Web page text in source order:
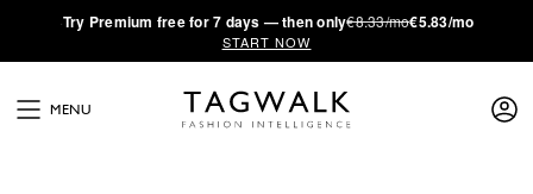
·Try Premium free for 7 days — then only€8.33/mo€5.83/mo
START NOW
MENU